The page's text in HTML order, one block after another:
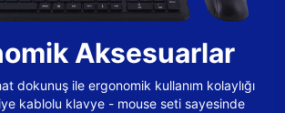
Aksesuarlar
dokunuş ile ergonomik kullanım kolaylığı
kablolu klavye - mouse seti sayesinde